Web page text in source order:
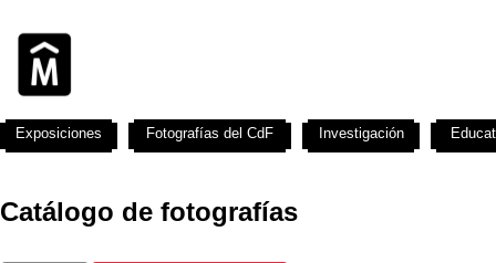
Catálogo de fotografías
Exposiciones Fotografías del CdF Investigación